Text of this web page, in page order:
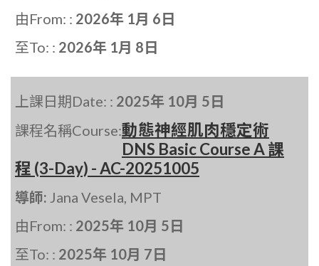
由From: : 2026年 1月 6日
至To: : 2026年 1月 8日
上課日期Date: : 2025年 10月 5日
課程名稱Course:動態神經肌肉穩定術
DNS Basic Course A 課
程 (3-Day) - AC-20251005
導師: Jana Vesela, MPT
由From: : 2025年 10月 5日
至To: : 2025年 10月 7日